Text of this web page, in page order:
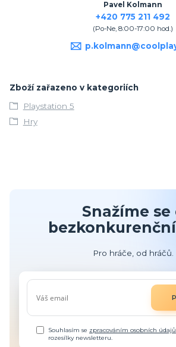
Pavel Kolmann
+420 775 211 492
(Po-Ne, 8:00-17:00 hod.)
Zboží zařazeno v kategoriích
Playstation 5
Hry
Snažíme se
Pro hráče, od hráčů.
Souhlasím se zpracováním osobních údajů
rozesílky newsletteru.